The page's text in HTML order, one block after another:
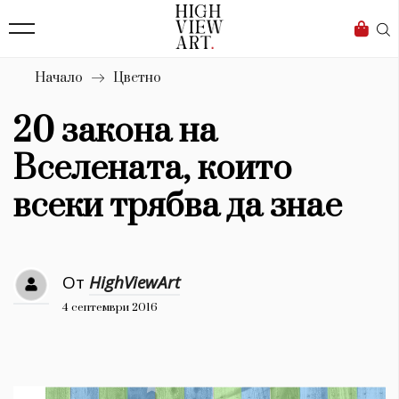
Бизнес
Мода
Dialogue
Изкуство
4340
Дизайн
Книги
Начало Цветно
20 закона на
Вселената, които
всеки трябва да знае
От HighViewArt
4 септември 2016